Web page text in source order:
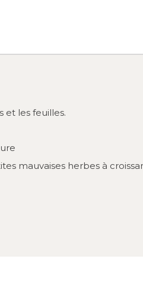
et les feuilles.
mauvaises herbes à